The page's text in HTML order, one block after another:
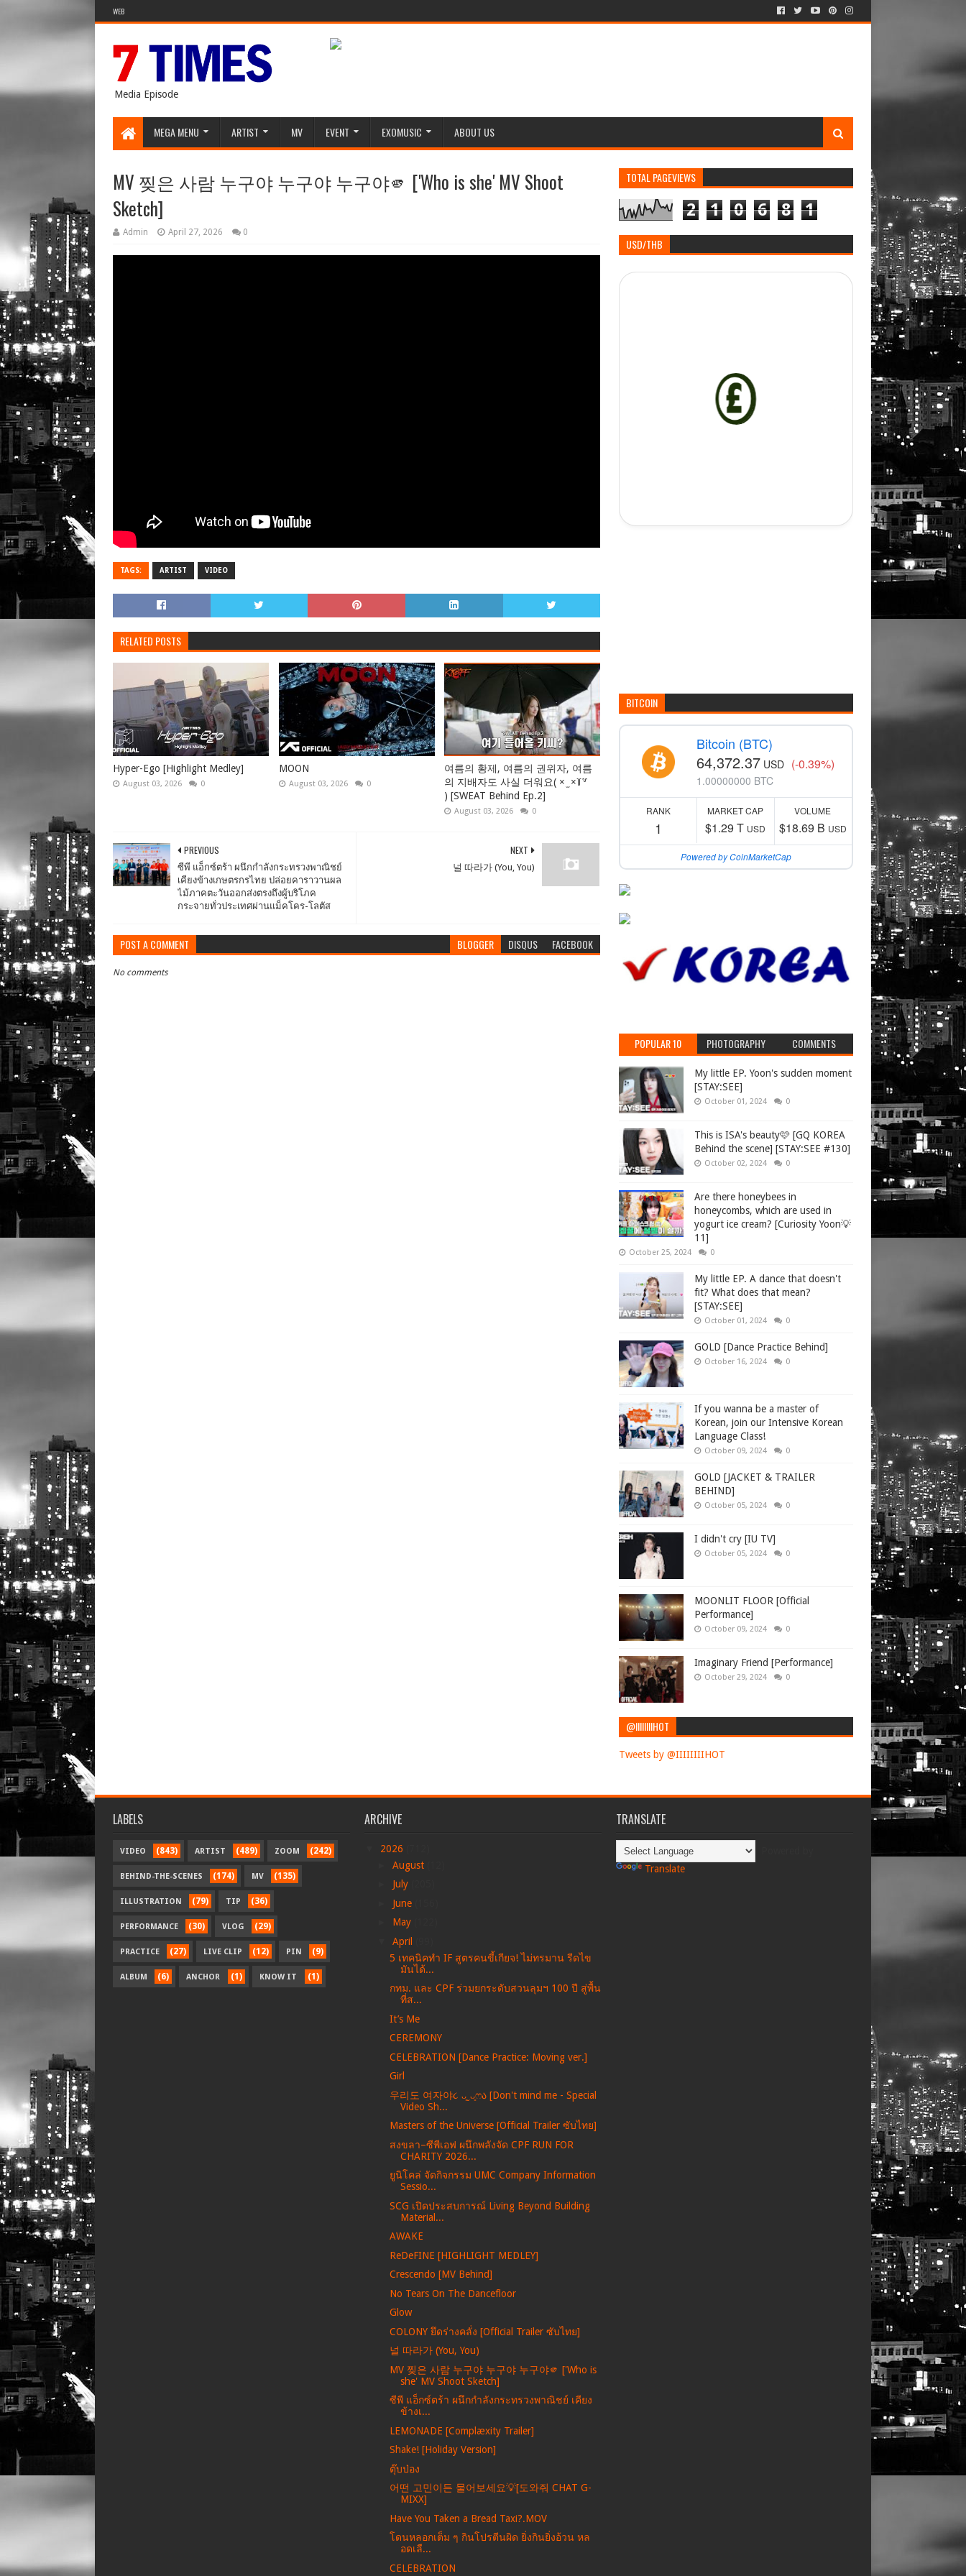
WEB
Media Episode
MEGA MENU ARTIST MV EVENT EXOMUSIC ABOUT US
MV 찢은 사람 누구야 누구야 누구야🫵 ['Who is she' MV Shoot
Sketch]
Admin April 27, 2026 0
TAGS: ARTIST VIDEO
RELATED POSTS
Hyper-Ego [Highlight Medley]
August 03, 2026 0
MOON
August 03, 2026 0
여름의 황제, 여름의 권위자, 여름
의 지배자도 사실 더워요( × ̫ ×꒦꒷
) [SWEAT Behind Ep.2]
August 03, 2026 0
NEXT
널 따라가 (You, You)
PREVIOUS
ซีพี แอ็กซ์ตร้า ผนึกกำลังกระทรวงพาณิชย์
เคียงข้างเกษตรกรไทย ปล่อยคาราวานผล
ไม้ภาคตะวันออกส่งตรงถึงผู้บริโภค
กระจายทั่วประเทศผ่านแม็คโคร-โลตัส
POST A COMMENT BLOGGER DISQUS FACEBOOK
No comments
TOTAL PAGEVIEWS
2 1 0 6 8 1
USD/THB
BITCOIN
Bitcoin (BTC)
64,372.37 USD (-0.39%)
1.00000000 BTC
RANK
1
MARKET CAP
$1.29 T USD
VOLUME
$18.69 B USD
Powered by CoinMarketCap
POPULAR 10 PHOTOGRAPHY COMMENTS
My little EP. Yoon's sudden moment
[STAY:SEE]
October 01, 2024 0
This is ISA's beauty🩷 [GQ KOREA
Behind the scene] [STAY:SEE #130]
October 02, 2024 0
Are there honeybees in
honeycombs, which are used in
yogurt ice cream? [Curiosity Yoon💡
11]
October 25, 2024 0
My little EP. A dance that doesn't
fit? What does that mean?
[STAY:SEE]
October 01, 2024 0
GOLD [Dance Practice Behind]
October 16, 2024 0
If you wanna be a master of
Korean, join our Intensive Korean
Language Class!
October 09, 2024 0
GOLD [JACKET & TRAILER
BEHIND]
October 05, 2024 0
I didn't cry [IU TV]
October 05, 2024 0
MOONLIT FLOOR [Official
Performance]
October 09, 2024 0
Imaginary Friend [Performance]
October 29, 2024 0
@IIIIIIIIHOT
Tweets by @IIIIIIIIHOT
LABELS
VIDEO (843) ARTIST (489) ZOOM (242)
BEHIND-THE-SCENES (174) MV (135)
ILLUSTRATION (79) TIP (36)
PERFORMANCE (30) VLOG (29)
PRACTICE (27) LIVE CLIP (12) PIN (9)
ALBUM (6) ANCHOR (1) KNOW IT (1)
ARCHIVE
2026
August
July
June
May
April
5 เทคนิคทำ IF สูตรคนขี้เกียจ! ไม่ทรมาน รีดไข
มันได้...
กทม. และ CPF ร่วมยกระดับสวนลุมฯ 100 ปี สู่พื้น
ที่ส...
It’s Me
CEREMONY
CELEBRATION [Dance Practice: Moving ver.]
Girl
우리도 여자야૮ ᴗ͈ˬᴗ͈ෆა [Don't mind me - Special
Video Sh...
Masters of the Universe [Official Trailer ซับไทย]
สงขลา–ซีพีเอฟ ผนึกพลังจัด CPF RUN FOR
CHARITY 2026...
ยูนิโคล่ จัดกิจกรรม UMC Company Information
Sessio...
SCG เปิดประสบการณ์ Living Beyond Building
Material...
AWAKE
ReDeFINE [HIGHLIGHT MEDLEY]
Crescendo [MV Behind]
No Tears On The Dancefloor
Glow
COLONY ยึดร่างคลั่ง [Official Trailer ซับไทย]
널 따라가 (You, You)
MV 찢은 사람 누구야 누구야 누구야🫵 ['Who is
she' MV Shoot Sketch]
ซีพี แอ็กซ์ตร้า ผนึกกำลังกระทรวงพาณิชย์ เคียง
ข้างเ...
LEMONADE [Complæxity Trailer]
Shake! [Holiday Version]
ตุ๊บป่อง
어떤 고민이든 물어보세요💡[도와줘 CHAT G-
MIXX]
Have You Taken a Bread Taxi?.MOV
โดนหลอกเต็ม ๆ กินโปรตีนผิด ยิ่งกินยิ่งอ้วน หล
อดเลื...
CELEBRATION
TRANSLATE
Translate